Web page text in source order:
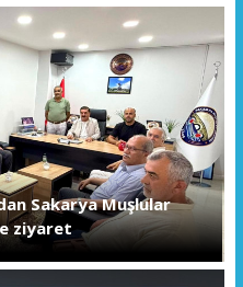
Sakarya Muşlular
ziyaret